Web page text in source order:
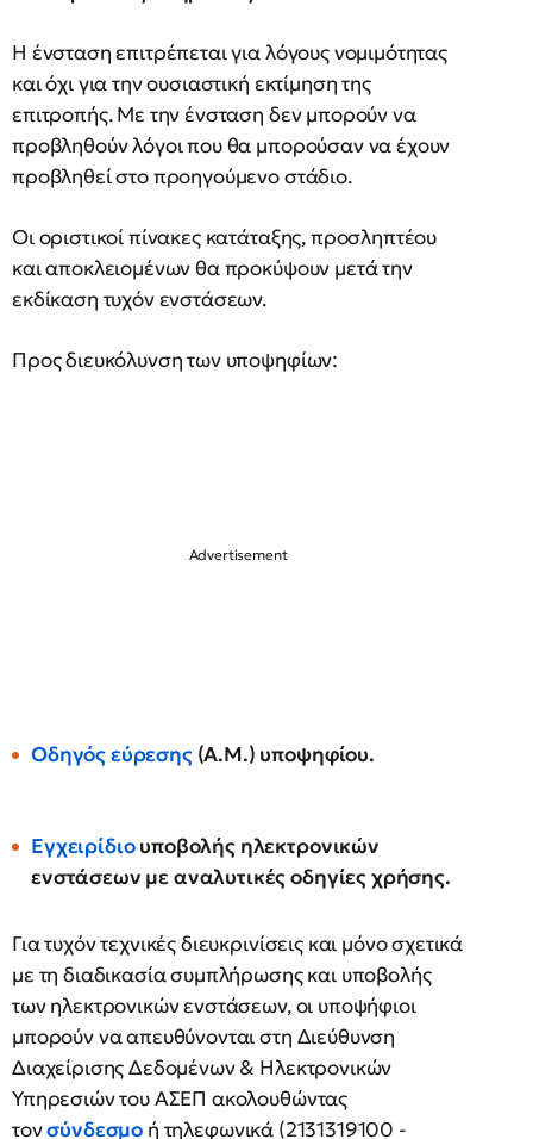
Η ένσταση επιτρέπεται για λόγους νομιμότητας
και όχι για την ουσιαστική εκτίμηση της
επιτροπής. Με την ένσταση δεν μπορούν να
προβληθούν λόγοι που θα μπορούσαν να έχουν
προβληθεί στο προηγούμενο στάδιο.
Οι οριστικοί πίνακες κατάταξης, προσληπτέου
και αποκλειομένων θα προκύψουν μετά την
εκδίκαση τυχόν ενστάσεων.
Προς διευκόλυνση των υποψηφίων:
Οδηγός εύρεσης(Α.Μ.) υποψηφίου.
Εγχειρίδιουποβολής ηλεκτρονικών
ενστάσεων με αναλυτικές οδηγίες χρήσης.
Για τυχόν τεχνικές διευκρινίσεις και μόνο σχετικά
με τη διαδικασία συμπλήρωσης και υποβολής
των ηλεκτρονικών ενστάσεων, οι υποψήφιοι
μπορούν να απευθύνονται στη Διεύθυνση
Διαχείρισης Δεδομένων & Ηλεκτρονικών
Υπηρεσιών του ΑΣΕΠ ακολουθώντας
τονσύνδεσμο ή τηλεφωνικά (2131319100 -